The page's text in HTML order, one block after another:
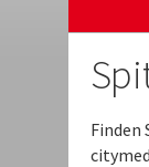
Finden